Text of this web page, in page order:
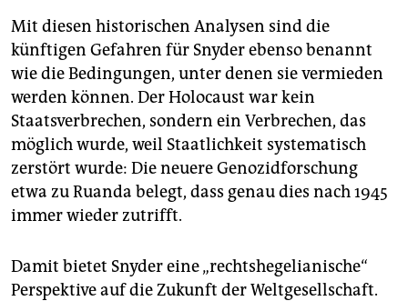
Mit diesen historischen Analysen sind die
künftigen Gefahren für Snyder ebenso benannt
wie die Bedingungen, unter denen sie vermieden
werden können. Der Holocaust war kein
Staatsverbrechen, sondern ein Verbrechen, das
möglich wurde, weil Staatlichkeit systematisch
zerstört wurde: Die neuere Genozidforschung
etwa zu Ruanda belegt, dass genau dies nach 1945
immer wieder zutrifft.
Damit bietet Snyder eine „rechtshegelianische“
Perspektive auf die Zukunft der Weltgesellschaft.